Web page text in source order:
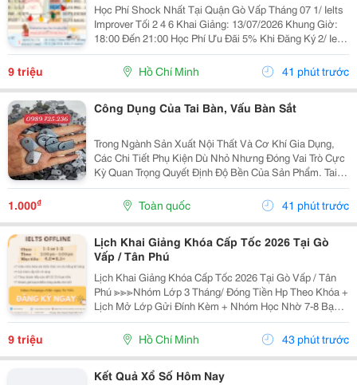
Học Phí Shock Nhất Tại Quận Gò Vấp Tháng 07 1/ Ielts
Improver Tối 2 4 6 Khai Giảng: 13/07/2026 Khung Giờ:
18:00 Đến 21:00 Học Phí Ưu Đãi 5% Khi Đăng Ký 2/ Ielts
Basic Tối 3 5 7 Khai Giảng: 07//07/2026 Khung Giờ:
18:00 Đến 21:00 ...
9 triệu Hồ Chí Minh 41 phút trước
Công Dụng Của Tai Bàn, Vấu Bàn Sắt
Trong Ngành Sản Xuất Nội Thất Và Cơ Khí Gia Dụng,
Các Chi Tiết Phụ Kiện Dù Nhỏ Nhưng Đóng Vai Trò Cực
Kỳ Quan Trọng Quyết Định Độ Bền Của Sản Phẩm. Tai
Bàn Sắt (Hay Còn Gọi Là Tai Sắt Cho Bàn Ghế, Vấu Bàn
Sắt, Tai Khóa, Tai Khóa Sắt ) Chính Là Một...
1.000₫ Toàn quốc 41 phút trước
Lịch Khai Giảng Khóa Cấp Tốc 2026 Tại Gò
Vấp / Tân Phú
Lịch Khai Giảng Khóa Cấp Tốc 2026 Tại Gò Vấp / Tân
Phú ≫≫≫Nhóm Lớp 3 Tháng/ Đóng Tiền Hp Theo Khóa +
Lịch Mở Lớp Gửi Đính Kèm + Nhóm Học Nhờ 7-8 Bạn/
Lớp + Giáo Trình Ielts Có Band Điểm Lộ Trình, Sách
Nước Ngoài Bám Sát + Chia Đều 4 Kỹ...
9 triệu Hồ Chí Minh 43 phút trước
Kết Quả Xổ Số Hôm Nay